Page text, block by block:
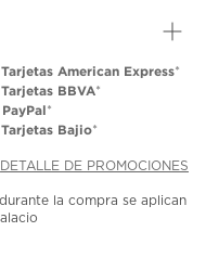
Tarjetas American Express*
Tarjetas BBVA*
PayPal*
Tarjetas Bajio*
DETALLE DE PROMOCIONES
la compra se aplican